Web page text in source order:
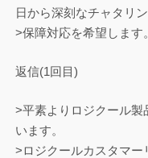
日から深刻なチャタリ
>保障対応を希望します。
返信(1回目)
>平素よりロジクール製
います。
>ロジクールカスタマー